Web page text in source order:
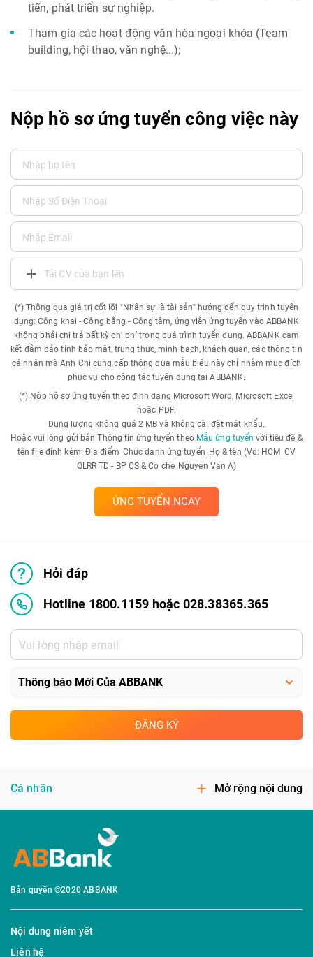
tiến, phát triển sự nghiệp.
Tham gia các hoạt động văn hóa ngoại khóa (Team
building, hội thao, văn nghệ...);
Nộp hồ sơ ứng tuyển công việc này
Tải CV của bạn lên
(*) Thông qua giá trị cốt lõi "Nhân sự là tài sản" hướng đến quy trình tuyển
dụng: Công khai - Công bằng - Công tâm, ứng viên ứng tuyển vào ABBANK
không phải chi trả bất kỳ chi phí trong quá trình tuyển dụng. ABBANK cam
kết đảm bảo tính bảo mật, trung thực, minh bạch, khách quan, các thông tin
cá nhân mà Anh Chị cung cấp thông qua mẫu biểu này chỉ nhằm mục đích
phục vụ cho công tác tuyển dụng tại ABBANK.
(*) Nộp hồ sơ ứng tuyển theo định dạng Microsoft Word, Microsoft Excel
hoặc PDF.
Dung lượng không quá 2 MB và không cài đặt mật khẩu.
Hoặc vui lòng gửi bản Thông tin ứng tuyển theo Mẫu ứng tuyển với tiêu đề &
tên file đính kèm: Địa điểm_Chức danh ứng tuyển_Họ & tên (Vd: HCM_CV
QLRR TD - BP CS & Co che_Nguyen Van A)
ỨNG TUYỂN NGAY
Hỏi đáp
Hotline 1800.1159 hoặc 028.38365.365
ĐĂNG KÝ
Cá nhân Mở rộng nội dung
Bản quyền ©2020 ABBANK
Nội dung niêm yết
Liên hệ